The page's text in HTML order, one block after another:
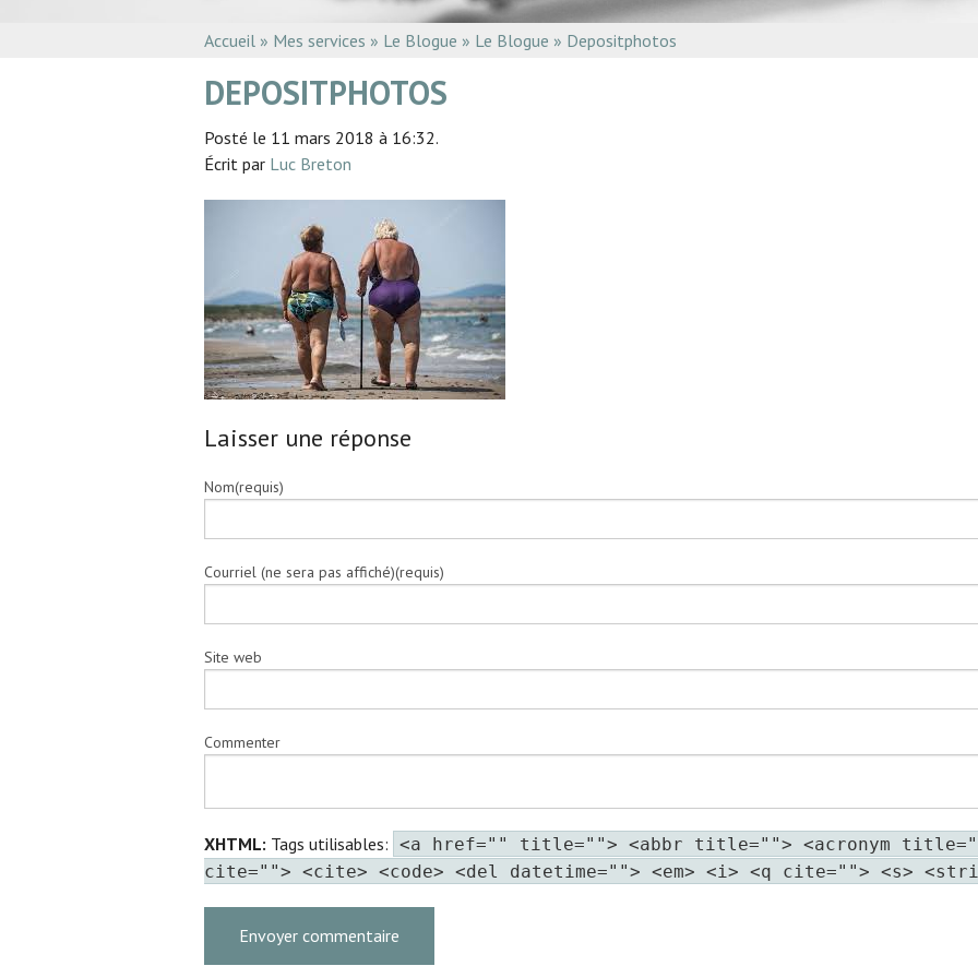
Accueil » Mes services » Le Blogue » Le Blogue » Depositphotos
DEPOSITPHOTOS
Posté le 11 mars 2018 à 16:32.
Écrit par Luc Breton
Laisser une réponse
Nom(requis)
Courriel (ne sera pas affiché)(requis)
Site web
Commenter
XHTML: Tags utilisables: <a href="" title=""> <abbr title=""> <acronym
cite=""> <cite> <code> <del datetime=""> <em> <i> <q cite=""> <s>